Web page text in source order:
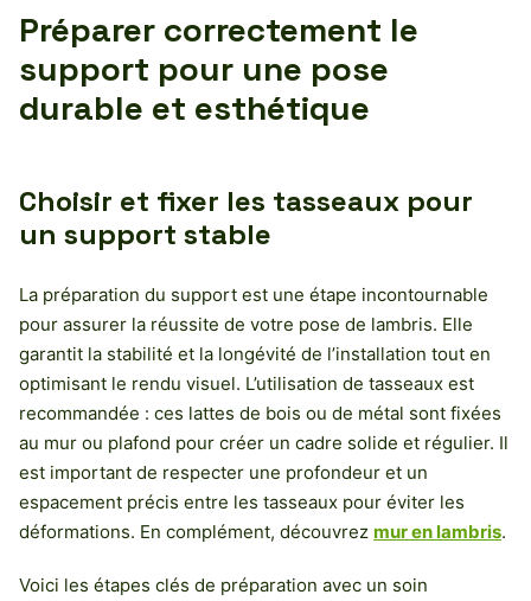
Préparer correctement le
support pour une pose
durable et esthétique
Choisir et fixer les tasseaux pour
un support stable
La préparation du support est une étape incontournable
pour assurer la réussite de votre pose de lambris. Elle
garantit la stabilité et la longévité de l’installation tout en
optimisant le rendu visuel. L’utilisation de tasseaux est
recommandée : ces lattes de bois ou de métal sont fixées
au mur ou plafond pour créer un cadre solide et régulier. Il
est important de respecter une profondeur et un
espacement précis entre les tasseaux pour éviter les
déformations. En complément, découvrez mur en lambris.
Voici les étapes clés de préparation avec un soin